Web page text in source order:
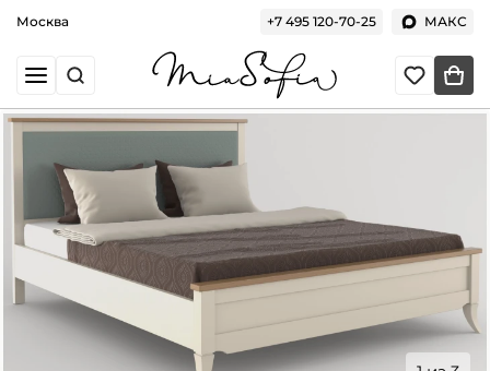
Москва +7 495 120-70-25 МАКС